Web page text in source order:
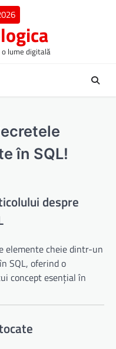
lume digitală
în SQL!
despre
elemente cheie dintr-un
SQL, oferind o
concept esențial în